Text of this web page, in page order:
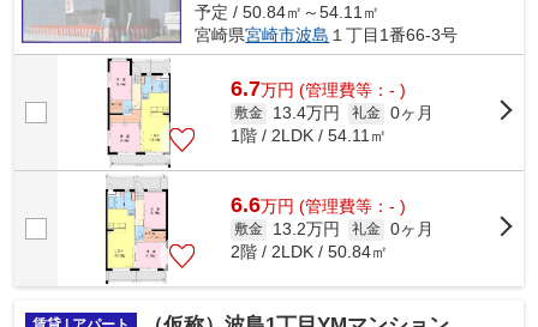
予定 / 50.84㎡～54.11㎡
宮崎県宮崎市波島 １丁目1番66-3号
6.7万円 (管理費等：- )
敷金 13.4万円 礼金 0ヶ月
1階 / 2LDK / 54.11㎡
6.6万円 (管理費等：- )
敷金 13.2万円 礼金 0ヶ月
2階 / 2LDK / 50.84㎡